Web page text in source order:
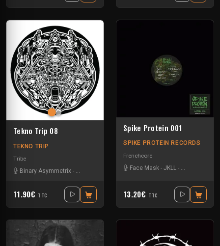
Tekno Trip 08
TEKNO TRIP
Tribe
Binary Asymmetrix - Instru Mentale Massive Orkestra-Miltatek
11.90€ TTC
Spike Protein 001
SPIKE PROTEIN RECORDS
Frenchcore
Face Mask - JKLL -
13.20€ TTC